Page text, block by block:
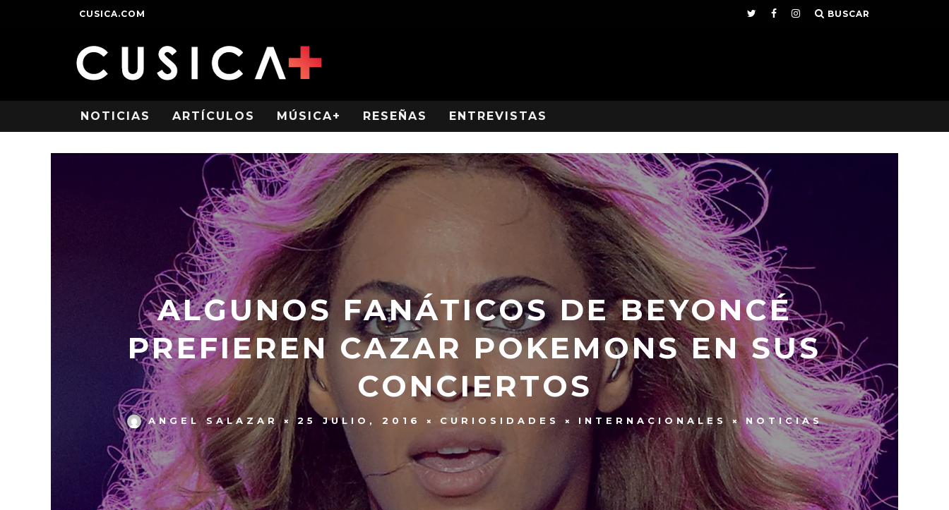
CUSICA.COM BUSCAR
NOTICIAS ARTÍCULOS MÚSICA+ RESEÑAS ENTREVISTAS
ALGUNOS FANÁTICOS DE BEYONCÉ
PREFIEREN CAZAR POKEMONS EN SUS
CONCIERTOS
ANGEL SALAZAR 25 JULIO, 2016 CURIOSIDADES INTERNACIONALES NOTICIAS